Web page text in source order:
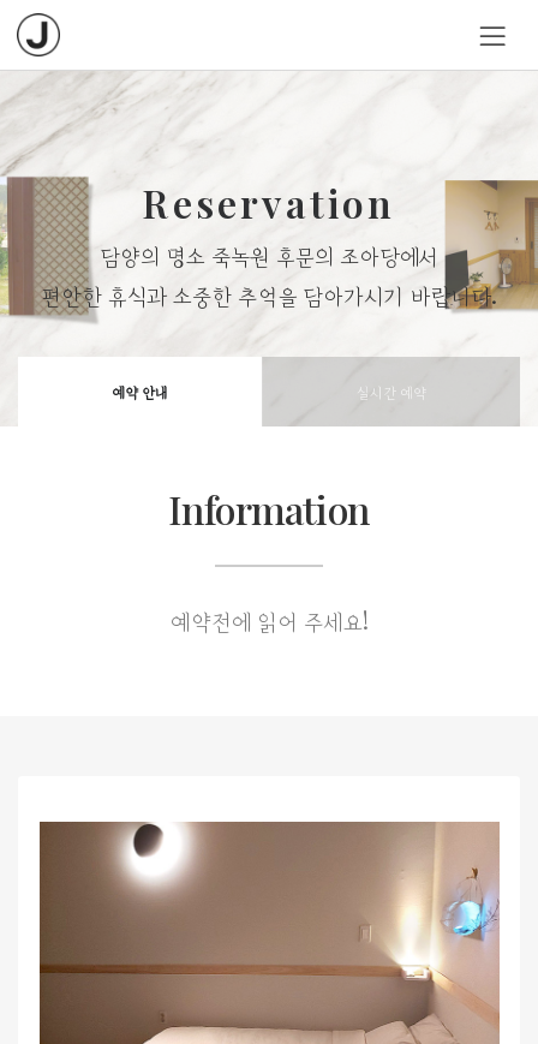
Reservation
담양의 명소 죽녹원 후문의 조아당에서
편안한 휴식과 소중한 추억을 담아가시기 바랍니다.
예약 안내 실시간 예약
Information
예약전에 읽어 주세요!